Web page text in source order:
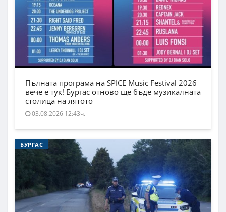
Пълната програма на SPICE Music Festival 2026
вече е тук! Бургас отново ще бъде музикалната
столица на лятото
03.08.2026 12:43ч.
БУРГАС